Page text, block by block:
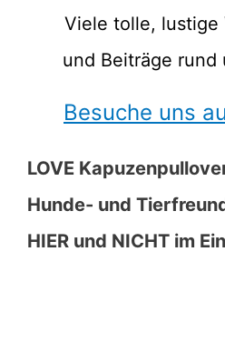
Viele tolle, lustige
und Beiträge rund
Besuche uns
LOVE
Hunde- und
HIER und NICHT im